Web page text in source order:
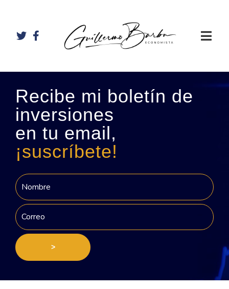
Recibe mi boletín de
inversiones
en tu email,
¡suscríbete!
>